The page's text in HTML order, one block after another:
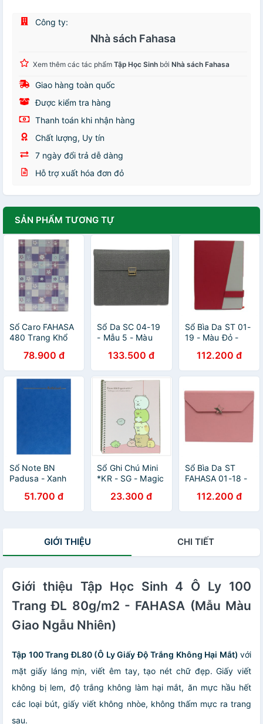
Công ty:
Nhà sách Fahasa
Xem thêm các tác phẩm Tập Học Sinh bởi Nhà sách Fahasa
Giao hàng toàn quốc
Được kiểm tra hàng
Thanh toán khi nhận hàng
Chất lượng, Uy tín
7 ngày đổi trả dễ dàng
Hỗ trợ xuất hóa đơn đỏ
SẢN PHẨM TƯƠNG TỰ
Sổ Caro FAHASA
480 Trang Khổ
78.900 đ
Sổ Da SC 04-19
- Mẫu 5 - Màu
133.500 đ
Sổ Bìa Da ST 01-
19 - Màu Đỏ -
112.200 đ
Sổ Note BN
Padusa - Xanh
51.700 đ
Sổ Ghi Chú Mini
*KR - SG - Magic
Nhạt23.300 đ
Sổ Bìa Da ST
FAHASA 01-18 -
112.200 đ
GIỚI THIỆU CHI TIẾT
Giới thiệu Tập Học Sinh 4 Ô Ly 100
Trang ĐL 80g/m2 - FAHASA (Mẫu Màu
Giao Ngẫu Nhiên)
Tập 100 Trang ĐL80 (Ô Ly Giấy Độ Trắng Không Hại Mắt) với
mặt giấy láng mịn, viết êm tay, tạo nét chữ đẹp. Giấy viết
không bị lem, độ trắng không làm hại mắt, ăn mực hầu hết
các loại bút, giấy viết không nhòe, không thấm mực ra trang
sau.